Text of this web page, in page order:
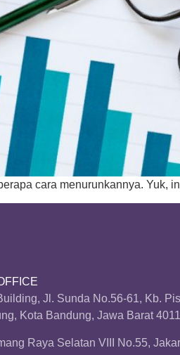
cara menurunkannya. Yuk,
Jl. Sunda No.56-61, Kb.
Kota Bandung, Jawa Barat
Raya Selatan VIII No.55,